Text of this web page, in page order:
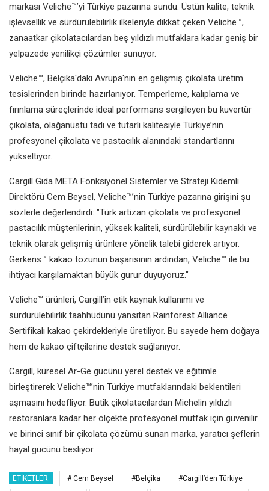
markası Veliche™’yi Türkiye pazarına sundu. Üstün kalite, teknik
işlevsellik ve sürdürülebilirlik ilkeleriyle dikkat çeken Veliche™,
zanaatkar çikolatacılardan beş yıldızlı mutfaklara kadar geniş bir
yelpazede yenilikçi çözümler sunuyor.
Veliche™, Belçika'daki Avrupa'nın en gelişmiş çikolata üretim
tesislerinden birinde hazırlanıyor. Temperleme, kalıplama ve
fırınlama süreçlerinde ideal performans sergileyen bu kuvertür
çikolata, olağanüstü tadı ve tutarlı kalitesiyle Türkiye’nin
profesyonel çikolata ve pastacılık alanındaki standartlarını
yükseltiyor.
Cargill Gıda META Fonksiyonel Sistemler ve Strateji Kıdemli
Direktörü Cem Beysel, Veliche™’nin Türkiye pazarına girişini şu
sözlerle değerlendirdi: "Türk artizan çikolata ve profesyonel
pastacılık müşterilerinin, yüksek kaliteli, sürdürülebilir kaynaklı ve
teknik olarak gelişmiş ürünlere yönelik talebi giderek artıyor.
Gerkens™ kakao tozunun başarısının ardından, Veliche™ ile bu
ihtiyacı karşılamaktan büyük gurur duyuyoruz."
Veliche™ ürünleri, Cargill’in etik kaynak kullanımı ve
sürdürülebilirlik taahhüdünü yansıtan Rainforest Alliance
Sertifikalı kakao çekirdekleriyle üretiliyor. Bu sayede hem doğaya
hem de kakao çiftçilerine destek sağlanıyor.
Cargill, küresel Ar-Ge gücünü yerel destek ve eğitimle
birleştirerek Veliche™’nin Türkiye mutfaklarındaki beklentileri
aşmasını hedefliyor. Butik çikolatacılardan Michelin yıldızlı
restoranlara kadar her ölçekte profesyonel mutfak için güvenilir
ve birinci sınıf bir çikolata çözümü sunan marka, yaratıcı şeflerin
hayal gücünü besliyor.
ETIKETLER: # Cem Beysel #Belçika #Cargill’den Türkiye